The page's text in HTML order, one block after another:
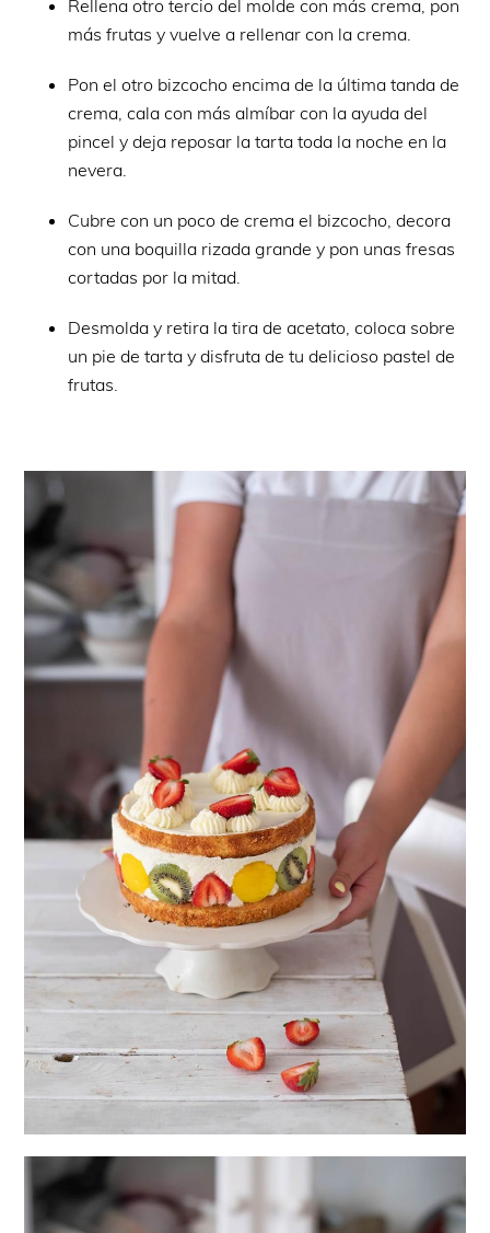
Rellena otro tercio del molde con más crema, pon
más frutas y vuelve a rellenar con la crema.
Pon el otro bizcocho encima de la última tanda de
crema, cala con más almíbar con la ayuda del
pincel y deja reposar la tarta toda la noche en la
nevera.
Cubre con un poco de crema el bizcocho, decora
con una boquilla rizada grande y pon unas fresas
cortadas por la mitad.
Desmolda y retira la tira de acetato, coloca sobre
un pie de tarta y disfruta de tu delicioso pastel de
frutas.